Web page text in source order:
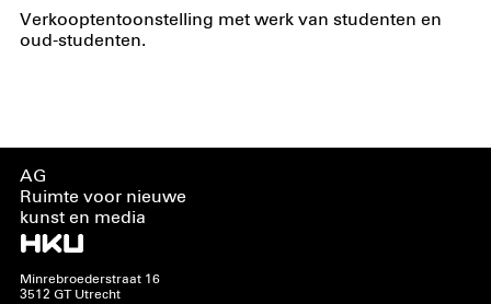
Verkooptentoonstelling met werk van studenten en
oud-studenten.
AG
Ruimte voor nieuwe
kunst en media
Minrebroederstraat 16
3512 GT Utrecht